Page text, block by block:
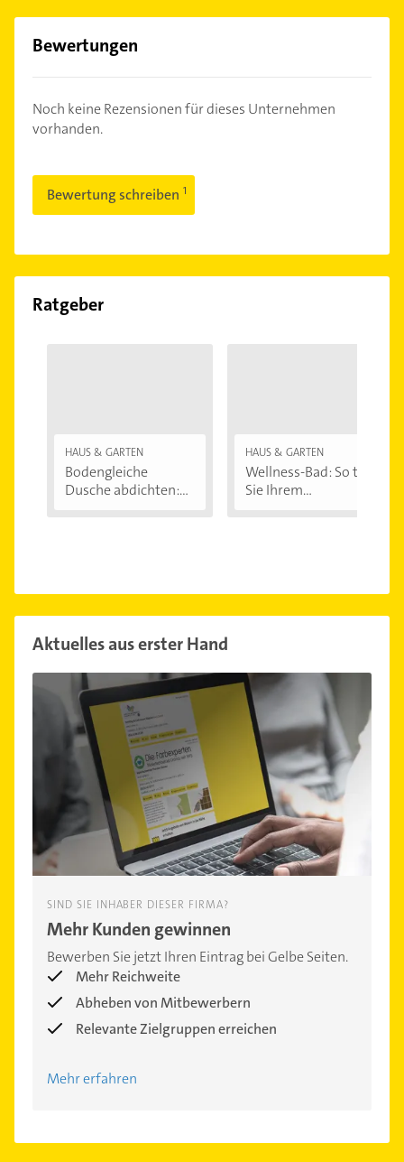
Bewertungen
Noch keine Rezensionen für dieses Unternehmen
vorhanden.
Bewertung schreiben
Ratgeber
HAUS & GARTEN
Bodengleiche
Dusche abdichten:...
HAUS & GARTEN
Wellness-Bad: So tun
Sie Ihrem...
Aktuelles aus erster Hand
SIND SIE INHABER DIESER FIRMA?
Mehr Kunden gewinnen
Bewerben Sie jetzt Ihren Eintrag bei Gelbe Seiten.
Mehr Reichweite
Abheben von Mitbewerbern
Relevante Zielgruppen erreichen
Mehr erfahren